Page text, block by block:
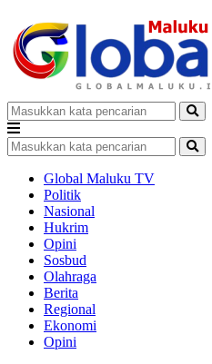
Global Maluku TV
Politik
Nasional
Hukrim
Opini
Sosbud
Olahraga
Berita
Regional
Ekonomi
Opini